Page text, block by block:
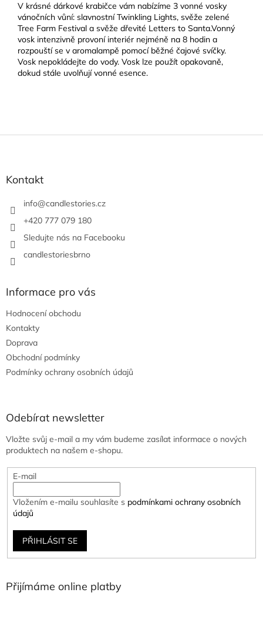
V krásné dárkové krabičce vám nabízíme 3 vonné vosky
vánočních vůní: slavnostní Twinkling Lights, svěže zelené
Tree Farm Festival a svěže dřevité Letters to Santa.Vonný
vosk intenzivně provoní interiér nejméně na 8 hodin a
rozpouští se v aromalampě pomocí běžné čajové svíčky.
Vosk nepokládejte do vody. Vosk lze použít opakovaně,
dokud stále uvolňují vonné esence.
Kontakt
info@candlestories.cz
+420 777 079 180
Sledujte nás na Facebooku
candlestoriesbrno
Informace pro vás
Hodnocení obchodu
Kontakty
Doprava
Obchodní podmínky
Podmínky ochrany osobních údajů
Odebírat newsletter
Vložte svůj e-mail a my vám budeme zasílat informace o nových
produktech na našem e-shopu.
E-mail
Vložením e-mailu souhlasíte s podmínkami ochrany osobních
údajů
PŘIHLÁSIT SE
Přijímáme online platby